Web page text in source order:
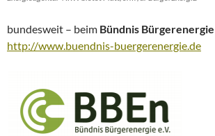
bundesweit – beim Bündnis Bürgerenergie
http://www.buendnis-buergerenergie.de